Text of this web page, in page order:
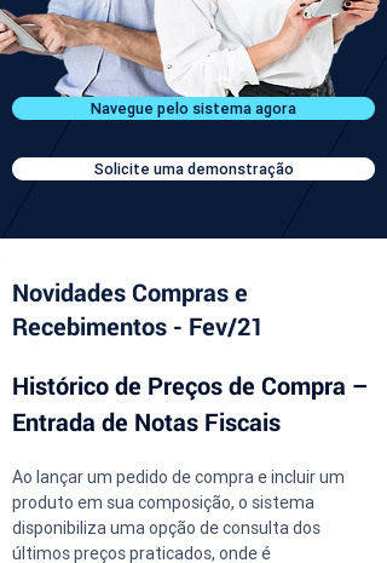
Navegue pelo sistema agora
Solicite uma demonstração
Novidades Compras e
Recebimentos - Fev/21
Histórico de Preços de Compra –
Entrada de Notas Fiscais
Ao lançar um pedido de compra e incluir um
produto em sua composição, o sistema
disponibiliza uma opção de consulta dos
últimos preços praticados, onde é